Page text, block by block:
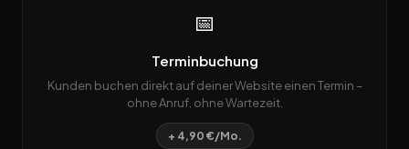
📅
Terminbuchung
Kunden buchen direkt auf deiner Website einen Termin –
ohne Anruf, ohne Wartezeit.
+ 4,90 €/Mo.